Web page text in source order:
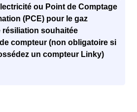
ou Point de Comptage
(PCE) pour le gaz
résiliation souhaitée
compteur (non obligatoire si
un compteur Linky)